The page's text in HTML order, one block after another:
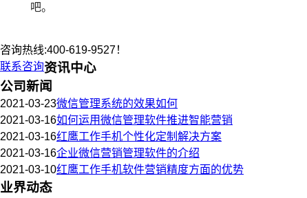
吧。
咨询热线:400-619-9527！
联系咨询资讯中心
公司新闻
2021-03-23微信管理系统的效果如何
2021-03-16如何运用微信管理软件推进智能营销
2021-03-16红鹰工作手机个性化定制解决方案
2021-03-16企业微信营销管理软件的介绍
2021-03-10红鹰工作手机软件营销精度方面的优势
业界动态